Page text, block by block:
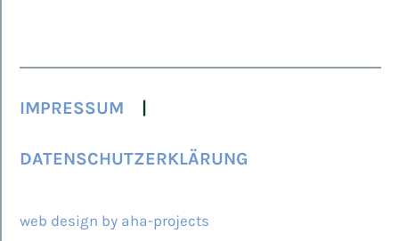
IMPRESSUM
DATENSCHUTZERKLÄRUNG
web design by aha-projects